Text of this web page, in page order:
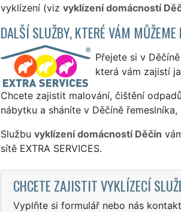
vyklízení (viz vyklízení domácností
DALŠÍ SLUŽBY, KTERÉ VÁM
Přejete si v
která vám zajistí
Chcete zajistit malování, čištění
nábytku a sháníte v Děčíně
Službu vyklízení domácností Děčín
sítě EXTRA SERVICES.
CHCETE ZAJISTIT VYKLÍZECÍ
Vyplňte si formulář nebo nás